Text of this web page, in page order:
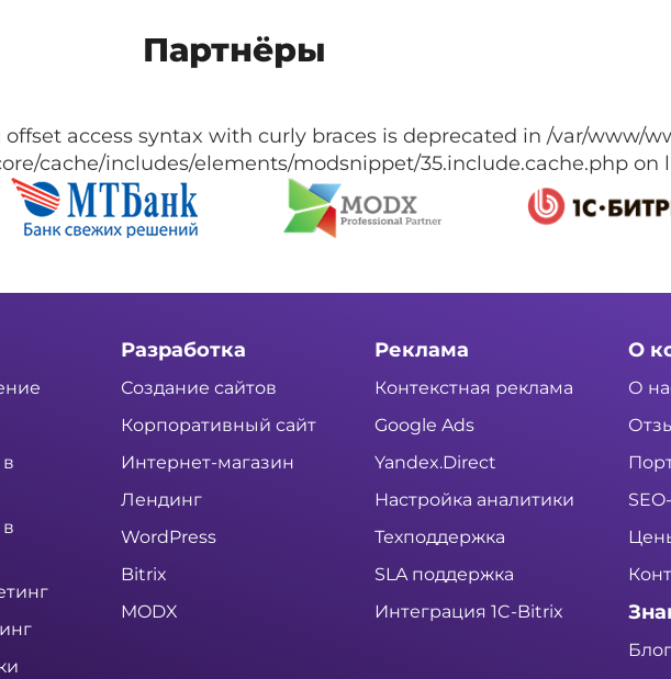
Партнёры
access syntax with curly braces is deprecated in /var/www/
cache/includes/elements/modsnippet/35.include.cache.php on
Разработка
Создание сайтов
Корпоративный сайт
Интернет-магазин
Лендинг
WordPress
Bitrix
MODX
Реклама
Контекстная реклама
Google Ads
Yandex.Direct
Настройка аналитики
Техподдержка
SLA поддержка
Интеграция 1C-Bitrix
О
О
Блог